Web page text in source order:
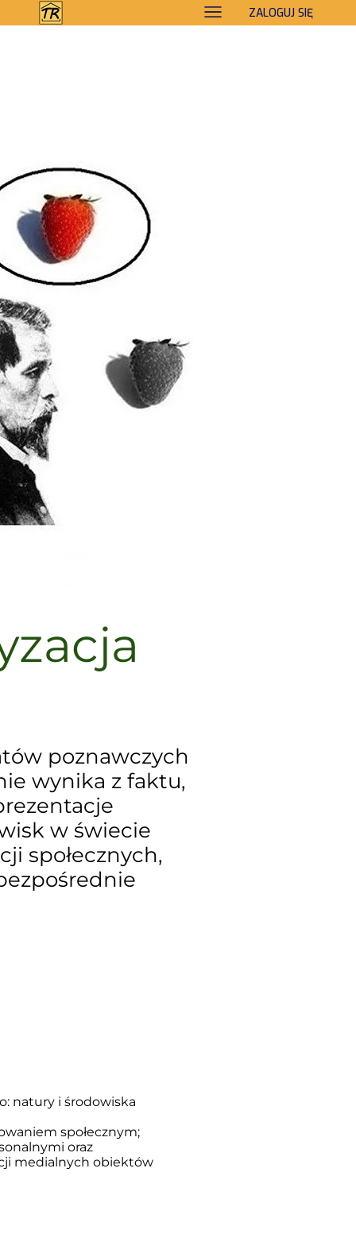
ZALOGUJ SIĘ
poznawczych
wynika z faktu,
w świecie
społecznych,
natury i środowiska
społecznym;
oraz
medialnych obiektów